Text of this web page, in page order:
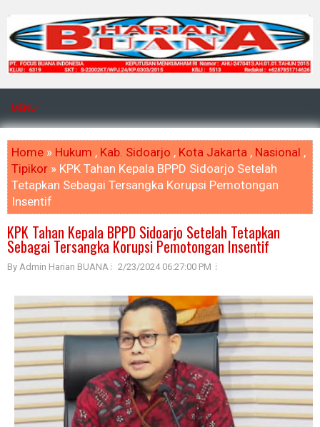
MENU
Home » Hukum , Kab. Sidoarjo , Kota Jakarta , Nasional ,
Tipikor » KPK Tahan Kepala BPPD Sidoarjo Setelah
Tetapkan Sebagai Tersangka Korupsi Pemotongan
Insentif
KPK Tahan Kepala BPPD Sidoarjo Setelah Tetapkan
Sebagai Tersangka Korupsi Pemotongan Insentif
By Admin Harian BUANA 2/23/2024 06:27:00 PM